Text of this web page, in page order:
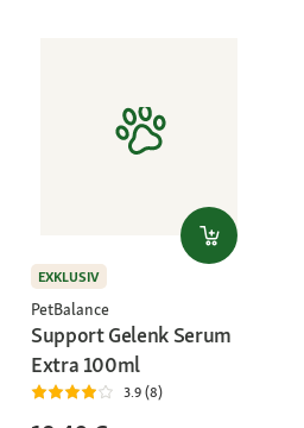
EXKLUSIV
PetBalance
Support Gelenk Serum
Extra 100ml
3.9 (8)